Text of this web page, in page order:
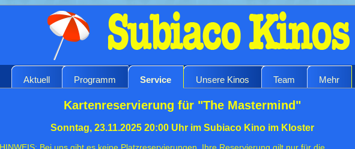
Aktuell Programm Service Unsere Kinos Team Mehr
Kartenreservierung für "The Mastermind"
Sonntag, 23.11.2025 20:00 Uhr im Subiaco Kino im Kloster